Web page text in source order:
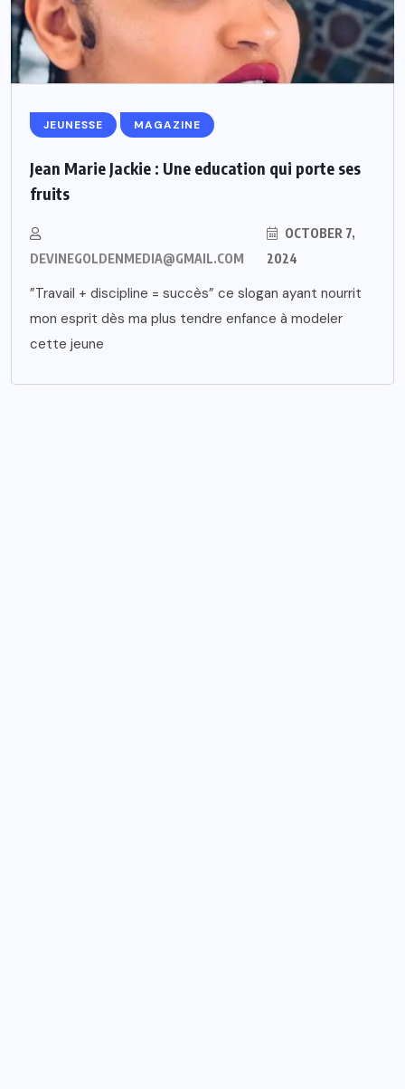
JEUNESSE MAGAZINE
Jean Marie Jackie : Une education qui porte ses
fruits
DEVINEGOLDENMEDIA@GMAIL.COM
OCTOBER 7,
2024
”Travail + discipline = succès” ce slogan ayant nourrit
mon esprit dès ma plus tendre enfance à modeler
cette jeune